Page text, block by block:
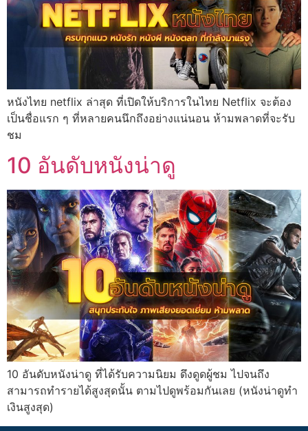
หนังไทย netflix ล่าสุด ที่เปิดให้บริการในไทย Netflix จะต้อง
เป็นชื่อแรก ๆ ที่หลายคนนึกถึงอย่างแน่นอน ห้ามพลาดที่จะรับ
ชม
10 อันดับหนังน่าดู
10 อันดับหนังน่าดู ที่ได้รับความนิยม ดึงดูดผู้ชม ไปจนถึง
สามารถทำรายได้สูงสุดนั้น ตามไปดูพร้อมกันเลย (หนังน่าดูทำ
เงินสูงสุด)